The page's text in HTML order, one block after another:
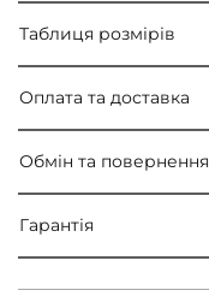
Таблиця розмірів
Оплата та доставка
Обмін та повернення
Гарантія